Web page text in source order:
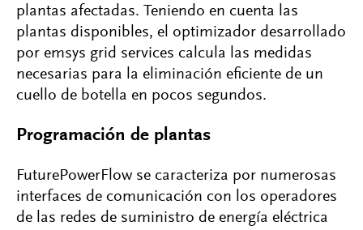
plantas afectadas. Teniendo en cuenta las
plantas disponibles, el optimizador desarrollado
por emsys grid services calcula las medidas
necesarias para la eliminación eficiente de un
cuello de botella en pocos segundos.
Programación de plantas
FuturePowerFlow se caracteriza por numerosas
interfaces de comunicación con los operadores
de las redes de suministro de energía eléctrica